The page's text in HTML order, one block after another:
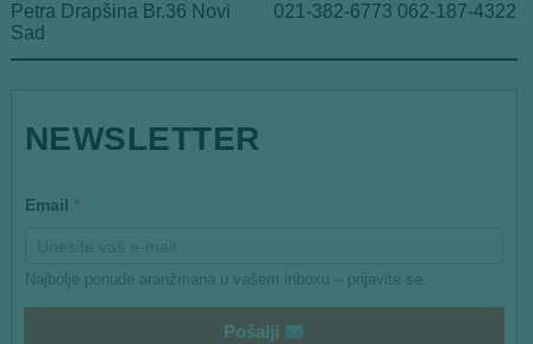
Petra Drapšina Br.36 Novi
Sad
021-382-6773 062-187-4322
NEWSLETTER
*Email *
Najbolje ponude aranžmana u vašem inboxu – prijavite se.
Pošalji